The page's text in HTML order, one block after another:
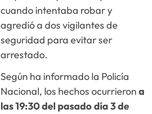
cuando intentaba robar y
agredió a dos vigilantes de
seguridad para evitar ser
arrestado.
Según ha informado la Policía
Nacional, los hechos ocurrieron a
las 19:30 del pasado día 3 de